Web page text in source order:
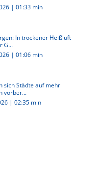
| 01:33 min
In trockener Heißluft
G...
| 01:06 min
sich Städte auf mehr
vorber...
| 02:35 min